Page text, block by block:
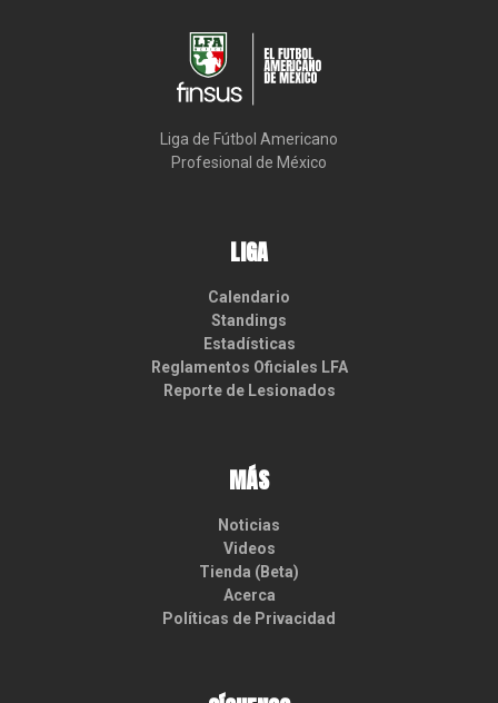
Liga de Fútbol Americano
Profesional de México
LIGA
Calendario
Standings
Estadísticas
Reglamentos Oficiales LFA
Reporte de Lesionados
MÁS
Noticias
Videos
Tienda (Beta)
Acerca
Políticas de Privacidad